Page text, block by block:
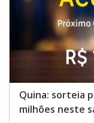
Quina: sorteia
milhões neste